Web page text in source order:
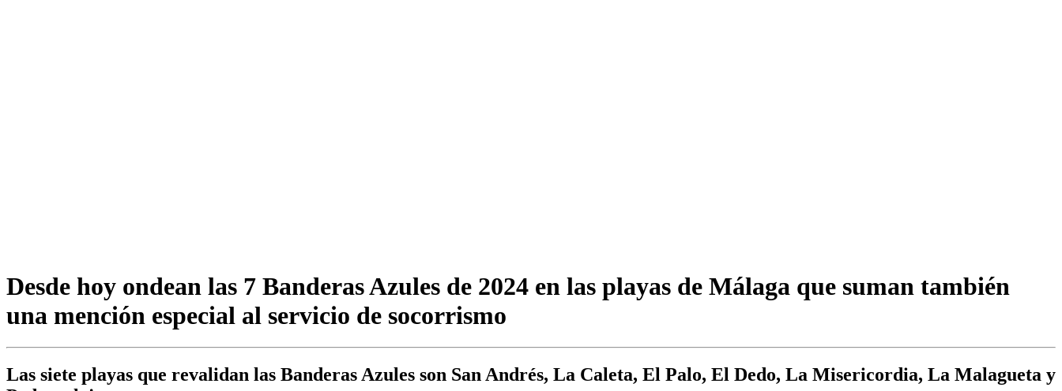
Desde hoy ondean las 7 Banderas Azules de 2024 en las playas de Málaga que suman también
una mención especial al servicio de socorrismo
Las siete playas que revalidan las Banderas Azules son San Andrés, La Caleta, El Palo, El Dedo, La Misericordia, La Malagueta y